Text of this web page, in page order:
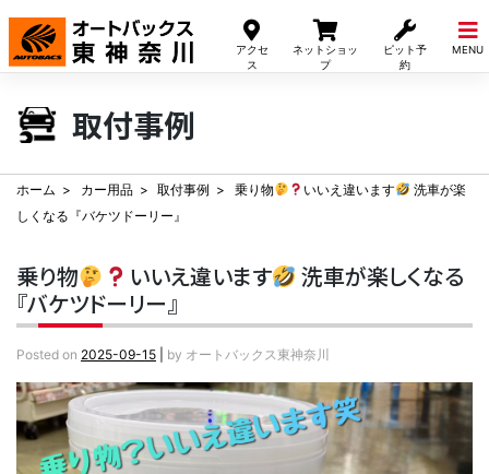
アクセ
ス
ネットショッ
プ
ピット予
約
MENU
Skip
content
取付事例
ホーム カー用品 取付事例 乗り物 いいえ違います
洗車が楽
しくなる『バケツドーリー』
乗り物 いいえ違います
洗車が楽しくなる
『バケツドーリー』
Posted on 2025-09-15 by オートバックス東神奈川